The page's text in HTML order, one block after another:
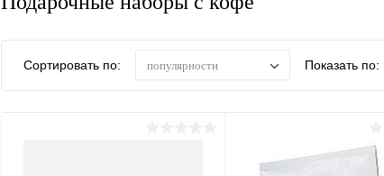
Сортировать по: популярности Показать по: